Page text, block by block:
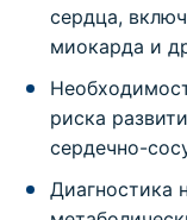
сердца,
миокарда и
риска
сердечно-
Диагностика